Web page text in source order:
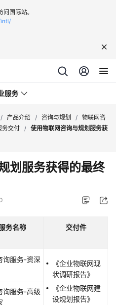
国际站。
服务
/ 产品介绍 / 咨询与规划 / 物联网咨
务交付 / 使用物联网咨询与规划服务获
划服务获得的最终
务名称 交付件
询服务-资深
《企业物联网现
状调研报告》
《企业物联网建
设规划报告》
询服务-高级